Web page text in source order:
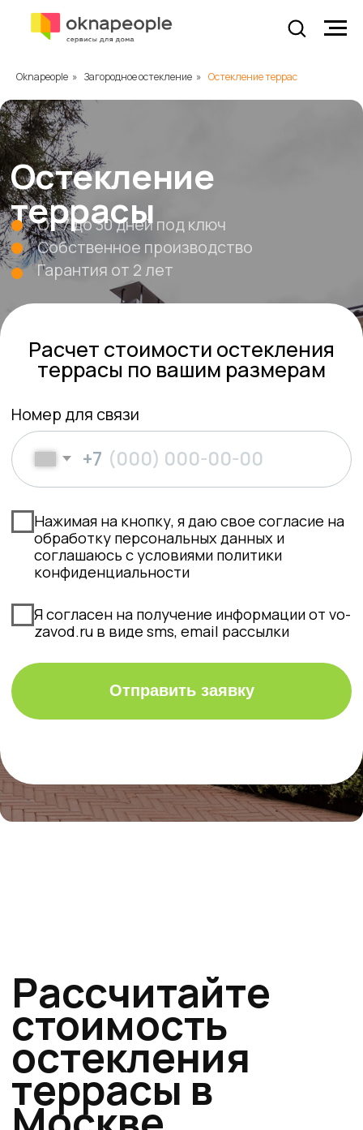
Oknapeople » Загородное остекление » Остекление террас
От 7 до 30 дней под ключ
Собственное производство
Гарантия от 2 лет
Остекление
террасы
Расчет стоимости остекления
террасы по вашим размерам
Нажимая на кнопку, я даю свое согласие на
обработку персональных данных и
конфиденциальности
Я согласен на получение информации от vo-
zavod.ru в виде sms, email рассылки
Рассчитайте
стоимость
террасы в
Москве